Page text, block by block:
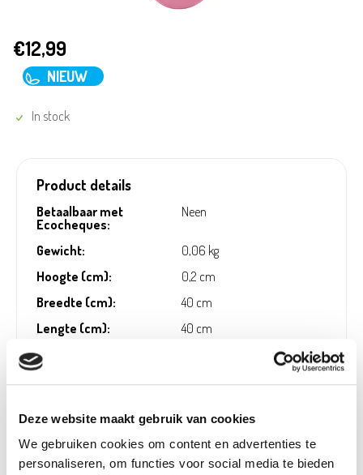
Deze website maakt gebruik van cookies
We gebruiken cookies om content en advertenties te
personaliseren, om functies voor social media te bieden
€12,99
NIEUW
In stock
Product details
Betaalbaar met
Ecocheques:
Neen
Gewicht:
0,06 kg
Hoogte (cm):
0,2 cm
Breedte (cm):
40 cm
Lengte (cm):
40 cm
Diameter (cm):
Material:
Katoen